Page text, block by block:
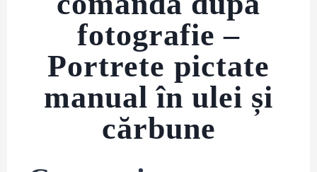
fotografie –
Portrete pictate
manual în ulei și
cărbune